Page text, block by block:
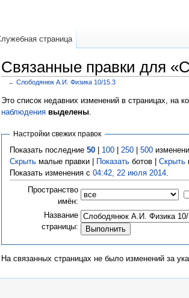
Связанные правки для
← Слободянюк А.И. Физика 10/15.3
Это список недавних изменений в страницах, на
наблюдения выделены
Настройки свежих правок
Показать последние 50| 100| 250| 500
Скрытьмалые правки | Показатьботов | Скрыть
Показать изменения с 04:42, 22 июля 2014.
Пространство
имён:
Название
страницы:
На связанных страницах не было изменений за
страница